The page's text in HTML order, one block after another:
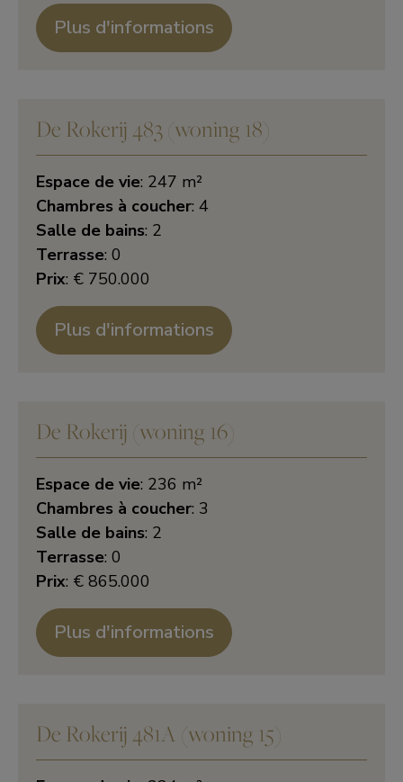
Plus d'informations
De Rokerij 483 (woning 18)
Espace de vie: 247 m²
Chambres à coucher: 4
Salle de bains: 2
Terrasse: 0
Prix: € 750.000
Plus d'informations
De Rokerij (woning 16)
Espace de vie: 236 m²
Chambres à coucher: 3
Salle de bains: 2
Terrasse: 0
Prix: € 865.000
Plus d'informations
De Rokerij 481A (woning 15)